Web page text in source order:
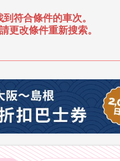
符合條件的車次。
更改條件重新搜索。